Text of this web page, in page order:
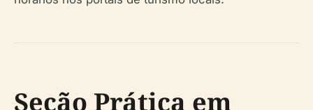
Seção Prática em